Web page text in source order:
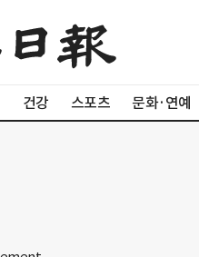
건강 스포츠 문화·연예